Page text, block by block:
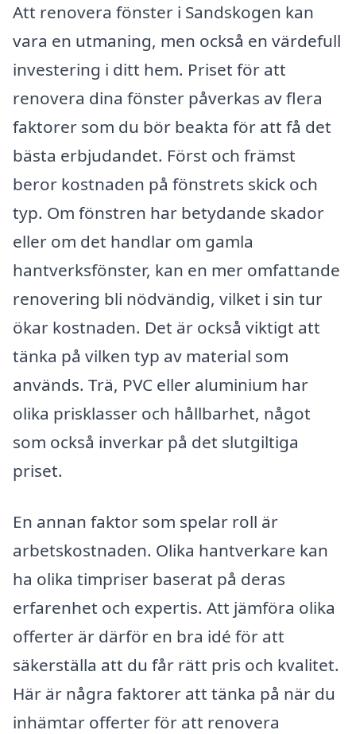
Att renovera fönster i Sandskogen kan
vara en utmaning, men också en värdefull
investering i ditt hem. Priset för att
renovera dina fönster påverkas av flera
faktorer som du bör beakta för att få det
bästa erbjudandet. Först och främst
beror kostnaden på fönstrets skick och
typ. Om fönstren har betydande skador
eller om det handlar om gamla
hantverksfönster, kan en mer omfattande
renovering bli nödvändig, vilket i sin tur
ökar kostnaden. Det är också viktigt att
tänka på vilken typ av material som
används. Trä, PVC eller aluminium har
olika prisklasser och hållbarhet, något
som också inverkar på det slutgiltiga
priset.
En annan faktor som spelar roll är
arbetskostnaden. Olika hantverkare kan
ha olika timpriser baserat på deras
erfarenhet och expertis. Att jämföra olika
offerter är därför en bra idé för att
säkerställa att du får rätt pris och kvalitet.
Här är några faktorer att tänka på när du
inhämtar offerter för att renovera